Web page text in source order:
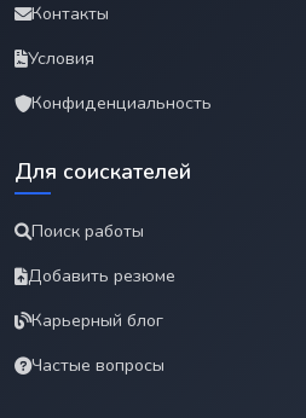
Контакты
Условия
Конфиденциальность
Для соискателей
Поиск работы
Добавить резюме
Карьерный блог
Частые вопросы